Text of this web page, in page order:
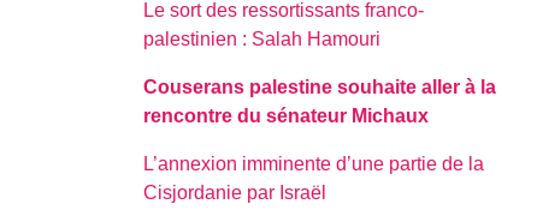
Le sort des ressortissants franco-
palestinien : Salah Hamouri
Couserans palestine souhaite aller à la
rencontre du sénateur Michaux
L’annexion imminente d’une partie de la
Cisjordanie par Israël